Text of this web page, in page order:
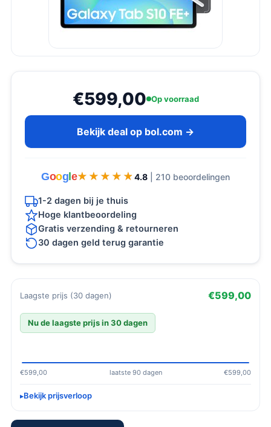
€599,00 Op voorraad
Bekijk deal op bol.com →
Goog e★★★★★
★★★★★ 4.8 | 210 beoordelingen
1-2 dagen bij je thuis
Hoge klantbeoordeling
Gratis verzending & retourneren
30 dagen geld terug garantie
Laagste prijs (30 dagen) €599,00
Nu de laagste prijs in 30 dagen
€599,00 laatste 90 dagen €599,00
Bekijk prijsverloop